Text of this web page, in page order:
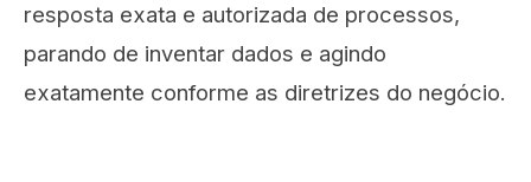
resposta exata e autorizada de processos,
parando de inventar dados e agindo
exatamente conforme as diretrizes do negócio.